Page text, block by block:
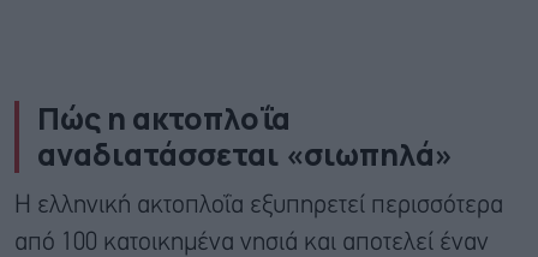
Πώς η ακτοπλοΐα
αναδιατάσσεται «σιωπηλά»
Η ελληνική ακτοπλοΐα εξυπηρετεί περισσότερα
από 100 κατοικημένα νησιά και αποτελεί έναν